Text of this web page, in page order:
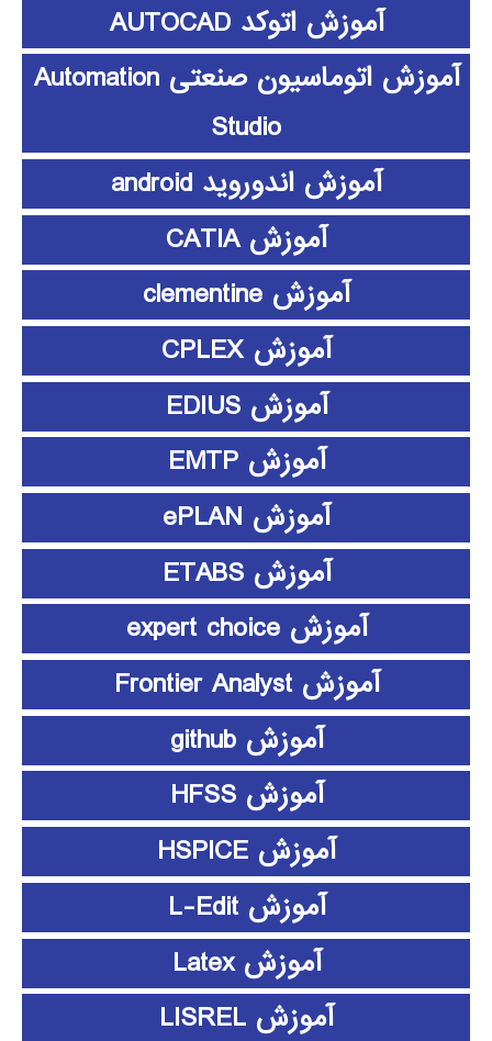
آموزش اتوکد AUTOCAD
آموزش اتوماسیون صنعتی Automation
Studio
آموزش اندوروید android
آموزش CATIA
آموزش clementine
آموزش CPLEX
آموزش EDIUS
آموزش EMTP
آموزش ePLAN
آموزش ETABS
آموزش expert choice
آموزش Frontier Analyst
آموزش github
آموزش HFSS
آموزش HSPICE
آموزش L-Edit
آموزش Latex
آموزش LISREL